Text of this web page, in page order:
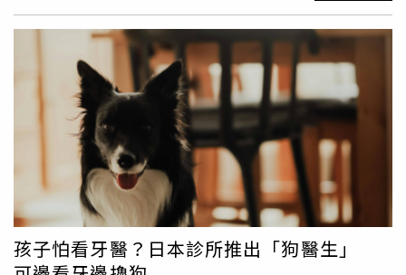
款出示結業證書或同等證明文件，可享最高28,590元購車金
為購車後抵用，上限為$28,590元，購車金限當車當次購買
抵用，實際交易價格由買賣雙方各自依交易條件議定之，詳
情請洽各大經銷商。本活動不適用租賃、營業、政府機關及
專案批/標購之車輛。58萬月付8,999專案為6年期(72個月)
貸款利率3.71% 適用車款為SWIFT、IGNIS車款 以上分期
專案經銷商及和潤企業保有審核之權利 且不得與其他優惠
專案併用。2025年06月各車款領牌之促銷方案，期間為自
即日起至2025年06月30前完成領牌程序者有效。本活動不
適用租賃、營業、政府機關及專案批/標購之車輛。SCROSS
指定車款，可享購車金為購車後抵用上限為$50,000元，購
車金限當車當次購買抵用，實際交易價格由買賣雙方各自依
交易條件議定之，詳情請洽各大經銷商。本 活動不適用租
The Sportage同級車款係指 Toyota RAV4, Mazda CX-5,
Mazda CS-60, VW Tiguan, Subaru Forester, Skoda Karoq,
Mitsubishi Eclipse, Peugeot 3008。註2: 能源效率測試值係
依歐盟(1999/100/EC 指令及其後續修正指令，NEDC行車
型態) 測試方法所測得之結果。實際道路行駛時，因受天
候、路況、載重、使用空調系統、駕駛習慣及車輛維護保養
等因素影響，其實際能源效率值常低於測試值。
年輕都會新貴肯定。此外，Kia全車系含乘用及商用車於3月
總領牌數，也一舉達到1,035台，不僅已連續兩個月銷售領
牌突破千台，更一舉奪下3月非豪華純進口品牌銷售亞軍(註
1)！Kia進口極致休旅The Sportage自上市以來深獲家庭買
家青睞，同樣在3月以380台的領牌數，榮登3月非豪華進口
休旅銷售亞軍(註2)！深獲層峰買家青睞的全功能豪華休旅
The newCarnival，3月更以276台總領牌數，連續兩個月榮
登同級銷售冠軍(註3)！Kia進口極致休旅The Sportage於3
月以380台的領牌數，榮登3月非豪華進口休旅銷售亞軍，
本月入主即享總價值逾50,000元的潮旅配件組。（圖／台灣
森那美起亞提供）Kia總代理台灣森那美起亞感謝所有台灣
消費者的熱烈支持與肯定，同時慶賀首季銷售訂單創同期歷
孩子怕看牙醫？日本診所推出「狗醫生」